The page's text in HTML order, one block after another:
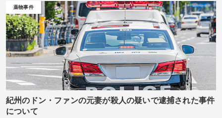
薬物事件
紀州のドン・ファンの元妻が殺人の疑いで逮捕された事件
について